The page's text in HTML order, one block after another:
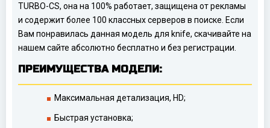
TURBO-CS, она на 100% работает, защищена от рекламы
и содержит более 100 классных серверов в поиске. Если
Вам понравилась данная модель для knife, скачивайте на
нашем сайте абсолютно бесплатно и без регистрации.
ПРЕИМУЩЕСТВА МОДЕЛИ:
Максимальная детализация, HD;
Быстрая установка;